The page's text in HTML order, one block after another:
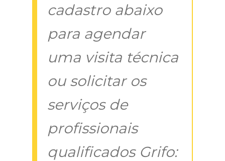
cadastro abaixo
para agendar
uma visita técnica
ou solicitar os
serviços de
profissionais
qualificados Grifo: